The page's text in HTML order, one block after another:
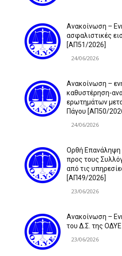
Ανακοίνωση –
ασφαλιστικές
[ΑΠ51/2026]
24/06/2026
Ανακοίνωση –
καθυστέρηση-
ερωτημάτων
Πάγου [ΑΠ50/
24/06/2026
Ορθή Επανάληψη
προς τους
από τις
[ΑΠ49/2026]
23/06/2026
Ανακοίνωση –
του Δ.Σ. της
23/06/2026